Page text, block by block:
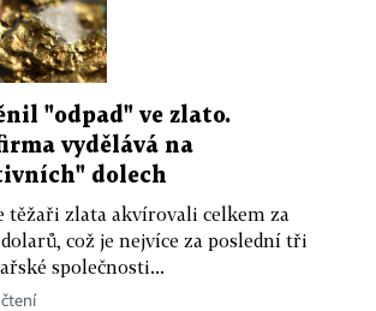
"odpad" ve zlato.
vydělává na
dolech
těžaři zlata akvírovali celkem za
což je nejvíce za poslední tři
společnosti...